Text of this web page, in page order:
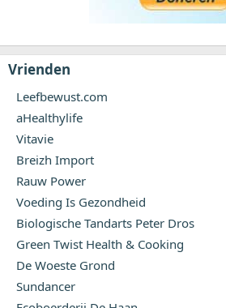
Vrienden
Leefbewust.com
aHealthylife
Vitavie
Breizh Import
Rauw Power
Voeding Is Gezondheid
Biologische Tandarts Peter Dros
Green Twist Health & Cooking
De Woeste Grond
Sundancer